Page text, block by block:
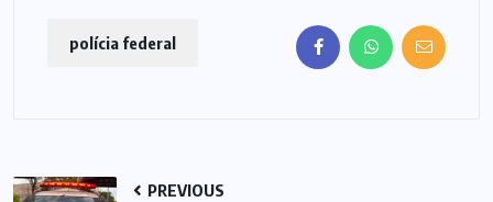
polícia federal
PREVIOUS